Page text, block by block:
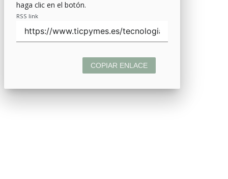
haga clic en el botón.
RSS link
COPIAR ENLACE